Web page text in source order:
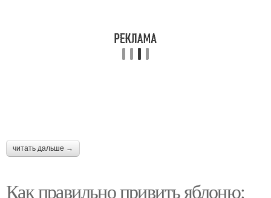
читать дальше →
Как правильно привить яблоню: